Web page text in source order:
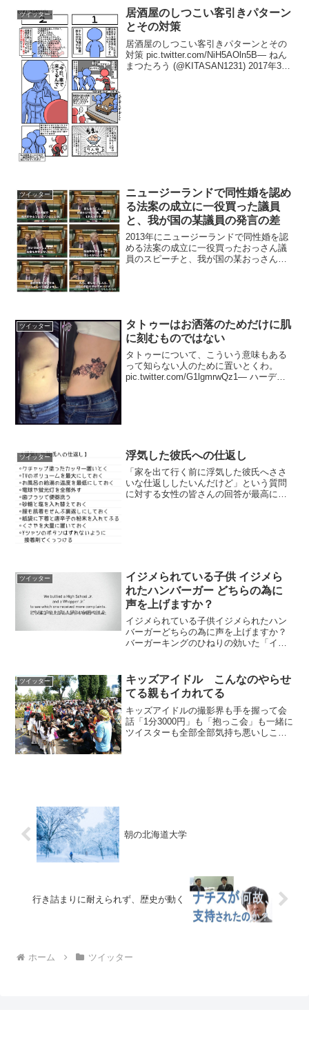
ツイッター
居酒屋のしつこい客引きパターン
とその対策
居酒屋のしつこい客引きパターンとその
対策 pic.twitter.com/NiH5AOln5B— ねん
まつたろう (@KITASAN1231) 2017年3月
ツイッター
ニュージーランドで同性婚を認め
る法案の成立に一役買った議員
と、我が国の某議員の発言の差
2013年にニュージーランドで同性婚を認
める法案の成立に一役買ったおっさん議
員のスピーチと、我が国の某おっさん議
ツイッター
タトゥーはお洒落のためだけに肌
に刻むものではない
タトゥーについて、こういう意味もある
って知らない人のために置いとくわ。
pic.twitter.com/G1lgmrwQz1— ハーディ
ツイッター 浮気した彼氏への仕返し
「家を出て行く前に浮気した彼氏へささ
いな仕返ししたいんだけど」という質問
に対する女性の皆さんの回答が最高に陰
ツイッター
イジメられている子供 イジメら
れたハンバーガー どちらの為に
声を上げますか？
イジメられている子供イジメられたハン
バーガーどちらの為に声を上げますか？
バーガーキングのひねりの効いた「イジ
pic.twitter.com/Ka12DTvo1F— Po...
ツイッター
キッズアイドル こんなのやらせ
てる親もイカれてる
キッズアイドルの撮影界も手を握って会
話「1分3000円」も「抱っこ会」も一緒に
ツイスターも全部全部気持ち悪いしこん
朝の北海道大学
行き詰まりに耐えられず、歴史が動く
ホーム ツイッター